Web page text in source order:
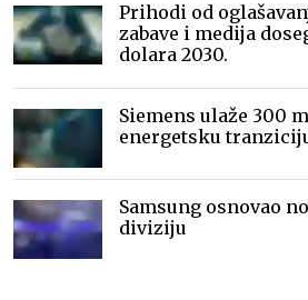
Prihodi od
zabave i medija
dolara 2030.
Siemens ulaže 300
energetsku
Samsung osnovao
diviziju